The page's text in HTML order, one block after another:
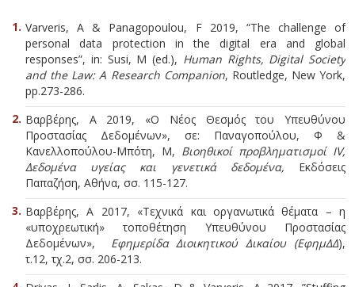
Varveris, A & Panagopoulou, F 2019, “The challenge of
personal data protection in the digital era and global
responses”, in: Susi, Μ (ed.), Human Rights, Digital Society
and the Law: A Research Companion, Routledge, New York,
pp.273-286.
Βαρβέρης, Α 2019, «Ο Νέος Θεσμός του Υπευθύνου
Προστασίας Δεδομένων», σε: Παναγοπούλου, Φ &
Κανελλοπούλου-Μπότη, Μ, Βιοηθικοί προβληματισμοί IV,
Δεδομένα υγείας και γενετικά δεδομένα, Εκδόσεις
Παπαζήση, Αθήνα, σσ. 115-127.
Βαρβέρης, Α 2017, «Τεχνικά και οργανωτικά θέματα – η
«υποχρεωτική» τοποθέτηση Υπευθύνου Προστασίας
Δεδομένων», Εφημερίδα Διοικητικού Δικαίου (ΕφημΔΔ),
τ.12, τχ.2, σσ. 206-213.